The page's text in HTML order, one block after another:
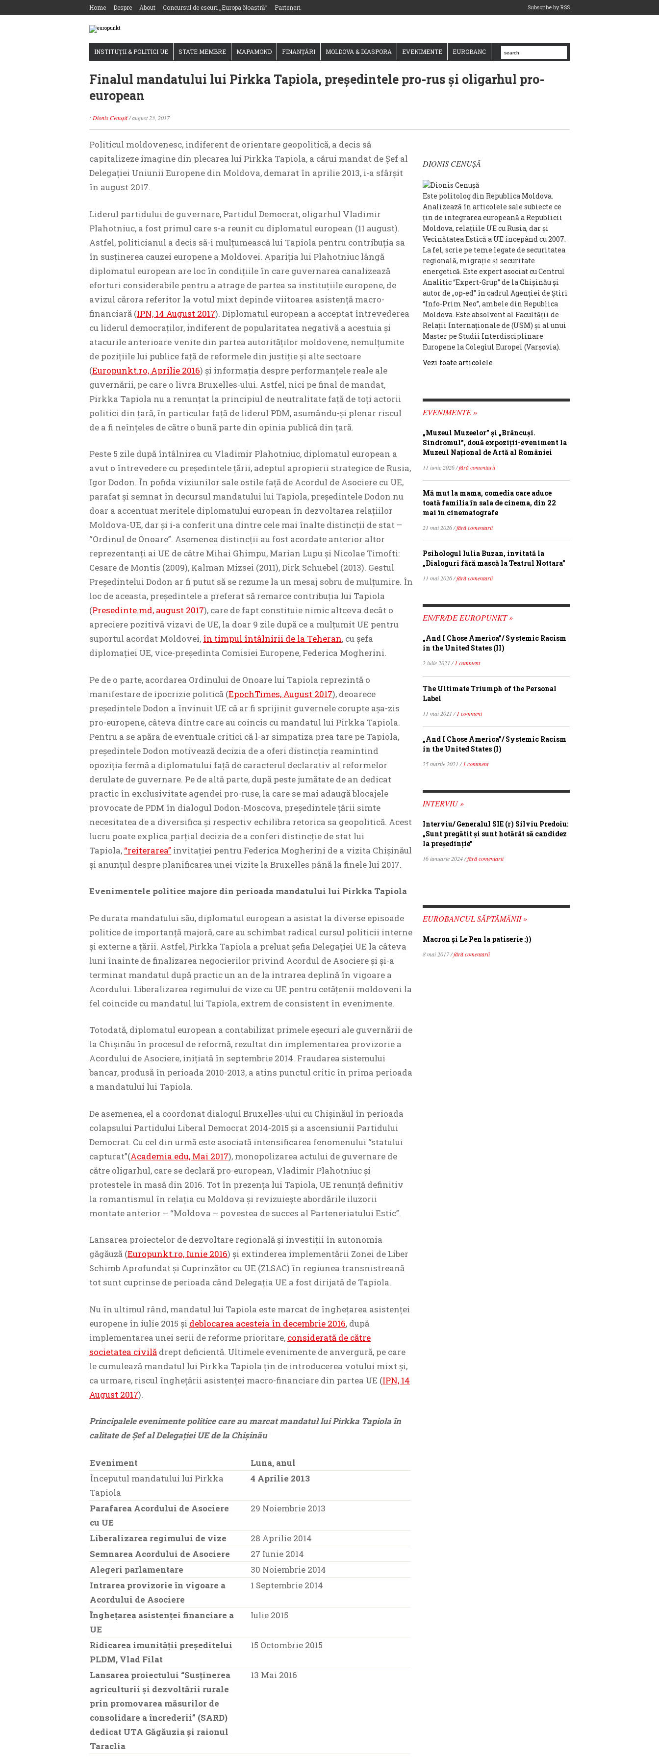
Subscribe by RSS
Home Despre About Concursul de eseuri „Europa Noastră” Parteneri
INSTITUȚII & POLITICI UE STATE MEMBRE MAPAMOND FINANȚĂRI MOLDOVA & DIASPORA EVENIMENTE EUROBANC
Finalul mandatului lui Pirkka Tapiola, președintele pro-rus și oligarhul pro-
european
: Dionis Cenușă/august 23, 2017
Politicul moldovenesc, indiferent de orientare geopolitică, a decis să
capitalizeze imagine din plecarea lui Pirkka Tapiola, a cărui mandat de Șef al
Delegației Uniunii Europene din Moldova, demarat în aprilie 2013, i-a sfârșit
în august 2017.
Liderul partidului de guvernare, Partidul Democrat, oligarhul Vladimir
Plahotniuc, a fost primul care s-a reunit cu diplomatul european (11 august).
Astfel, politicianul a decis să-i mulțumească lui Tapiola pentru contribuția sa
în susținerea cauzei europene a Moldovei. Apariția lui Plahotniuc lângă
diplomatul european are loc în condițiile în care guvernarea canalizează
eforturi considerabile pentru a atrage de partea sa instituțiile europene, de
avizul cărora referitor la votul mixt depinde viitoarea asistență macro-
financiară (IPN, 14 August 2017). Diplomatul european a acceptat întrevederea
cu liderul democraților, indiferent de popularitatea negativă a acestuia și
atacurile anterioare venite din partea autorităților moldovene, nemulțumite
de pozițiile lui publice față de reformele din justiție și alte sectoare
(Europunkt.ro, Aprilie 2016) și informația despre performanțele reale ale
guvernării, pe care o livra Bruxelles-ului. Astfel, nici pe final de mandat,
Pirkka Tapiola nu a renunțat la principiul de neutralitate față de toți actorii
politici din țară, în particular față de liderul PDM, asumându-și plenar riscul
de a fi neînțeles de către o bună parte din opinia publică din țară.
Peste 5 zile după întâlnirea cu Vladimir Plahotniuc, diplomatul european a
avut o întrevedere cu președintele țării, adeptul apropierii strategice de Rusia,
Igor Dodon. În pofida viziunilor sale ostile față de Acordul de Asociere cu UE,
parafat și semnat în decursul mandatului lui Tapiola, președintele Dodon nu
doar a accentuat meritele diplomatului european în dezvoltarea relațiilor
Moldova-UE, dar și i-a conferit una dintre cele mai înalte distincții de stat –
“Ordinul de Onoare”. Asemenea distincții au fost acordate anterior altor
reprezentanți ai UE de către Mihai Ghimpu, Marian Lupu și Nicolae Timofti:
Cesare de Montis (2009), Kalman Mizsei (2011), Dirk Schuebel (2013). Gestul
Președintelui Dodon ar fi putut să se rezume la un mesaj sobru de mulțumire. În
loc de aceasta, președintele a preferat să remarce contribuția lui Tapiola
(Presedinte.md, august 2017), care de fapt constituie nimic altceva decât o
apreciere pozitivă vizavi de UE, la doar 9 zile după ce a mulțumit UE pentru
suportul acordat Moldovei, în timpul întâlnirii de la Teheran, cu șefa
diplomației UE, vice-președinta Comisiei Europene, Federica Mogherini.
Pe de o parte, acordarea Ordinului de Onoare lui Tapiola reprezintă o
manifestare de ipocrizie politică (EpochTimes, August 2017), deoarece
președintele Dodon a învinuit UE că ar fi sprijinit guvernele corupte așa-zis
pro-europene, câteva dintre care au coincis cu mandatul lui Pirkka Tapiola.
Pentru a se apăra de eventuale critici că l-ar simpatiza prea tare pe Tapiola,
președintele Dodon motivează decizia de a oferi distincția reamintind
opoziția fermă a diplomatului față de caracterul declarativ al reformelor
derulate de guvernare. Pe de altă parte, după peste jumătate de an dedicat
practic în exclusivitate agendei pro-ruse, la care se mai adaugă blocajele
provocate de PDM în dialogul Dodon-Moscova, președintele țării simte
necesitatea de a diversifica și respectiv echilibra retorica sa geopolitică. Acest
lucru poate explica parțial decizia de a conferi distincție de stat lui
Tapiola, “reiterarea” invitației pentru Federica Mogherini de a vizita Chișinăul
și anunțul despre planificarea unei vizite la Bruxelles până la finele lui 2017.
Evenimentele politice majore din perioada mandatului lui Pirkka Tapiola
Pe durata mandatului său, diplomatul european a asistat la diverse episoade
politice de importanță majoră, care au schimbat radical cursul politicii interne
și externe a țării. Astfel, Pirkka Tapiola a preluat șefia Delegației UE la câteva
luni înainte de finalizarea negocierilor privind Acordul de Asociere și și-a
terminat mandatul după practic un an de la intrarea deplină în vigoare a
Acordului. Liberalizarea regimului de vize cu UE pentru cetățenii moldoveni la
fel coincide cu mandatul lui Tapiola, extrem de consistent în evenimente.
Totodată, diplomatul european a contabilizat primele eșecuri ale guvernării de
la Chișinău în procesul de reformă, rezultat din implementarea provizorie a
Acordului de Asociere, inițiată în septembrie 2014. Fraudarea sistemului
bancar, produsă în perioada 2010-2013, a atins punctul critic în prima perioada
a mandatului lui Tapiola.
De asemenea, el a coordonat dialogul Bruxelles-ului cu Chișinăul în perioada
colapsului Partidului Liberal Democrat 2014-2015 și a ascensiunii Partidului
Democrat. Cu cel din urmă este asociată intensificarea fenomenului “statului
capturat”(Academia.edu, Mai 2017), monopolizarea actului de guvernare de
către oligarhul, care se declară pro-european, Vladimir Plahotniuc și
protestele în masă din 2016. Tot în prezența lui Tapiola, UE renunță definitiv
la romantismul în relația cu Moldova și revizuiește abordările iluzorii
montate anterior – “Moldova – povestea de succes al Parteneriatului Estic”.
Lansarea proiectelor de dezvoltare regională și investiții în autonomia
găgăuză (Europunkt.ro, Iunie 2016) și extinderea implementării Zonei de Liber
Schimb Aprofundat și Cuprinzător cu UE (ZLSAC) în regiunea transnistreană
tot sunt cuprinse de perioada când Delegația UE a fost dirijată de Tapiola.
Nu în ultimul rând, mandatul lui Tapiola este marcat de înghețarea asistenței
europene în iulie 2015 și deblocarea acesteia în decembrie 2016, după
implementarea unei serii de reforme prioritare, considerată de către
societatea civilă drept deficientă. Ultimele evenimente de anvergură, pe care
le cumulează mandatul lui Pirkka Tapiola țin de introducerea votului mixt și,
ca urmare, riscul înghețării asistenței macro-financiare din partea UE (IPN, 14
August 2017).
Principalele evenimente politice care au marcat mandatul lui Pirkka Tapiola în
calitate de Șef al Delegației UE de la Chișinău
Eveniment
Luna, anul
Începutul mandatului lui Pirkka
Tapiola
4 Aprilie 2013
Parafarea Acordului de Asociere
cu UE
29 Noiembrie 2013
Liberalizarea regimului de vize
28 Aprilie 2014
Semnarea Acordului de Asociere
27 Iunie 2014
Alegeri parlamentare
30 Noiembrie 2014
Intrarea provizorie în vigoare a
Acordului de Asociere
1 Septembrie 2014
Înghețarea asistenței financiare a
UE
Iulie 2015
Ridicarea imunității președitelui
PLDM, Vlad Filat
15 Octombrie 2015
Lansarea proiectului “Susţinerea
agriculturii şi dezvoltării rurale
prin promovarea măsurilor de
consolidare a încrederii” (SARD)
dedicat UTA Găgăuzia și raionul
Taraclia
13 Mai 2016
DIONIS CENUȘĂ
Este politolog din Republica Moldova.
Analizează în articolele sale subiecte ce
țin de integrarea europeană a Republicii
Moldova, relațiile UE cu Rusia, dar și
Vecinătatea Estică a UE începând cu 2007.
La fel, scrie pe teme legate de securitatea
regională, migrație și securitate
energetică. Este expert asociat cu Centrul
Analitic “Expert-Grup” de la Chișinău și
autor de „op-ed” în cadrul Agenției de Știri
“Info-Prim Neo”, ambele din Republica
Moldova. Este absolvent al Facultății de
Relații Internaționale de (USM) și al unui
Master pe Studii Interdisciplinare
Europene la Colegiul Europei (Varșovia).
Vezi toate articolele
EVENIMENTE »
„Muzeul Muzeelor” și „Brâncuși.
Sindromul”, două expoziții-eveniment la
Muzeul Național de Artă al României
11 iunie 2026 /fără comentarii
Mă mut la mama, comedia care aduce
toată familia în sala de cinema, din 22
mai în cinematografe
21 mai 2026 /fără comentarii
Psihologul Iulia Buzan, invitată la
„Dialoguri fără mască la Teatrul Nottara”
11 mai 2026 /fără comentarii
EN/FR/DE EUROPUNKT »
„And I Chose America”/ Systemic Racism
in the United States (II)
2 iulie 2021 /1 comment
The Ultimate Triumph of the Personal
Label
11 mai 2021 /1 comment
„And I Chose America”/ Systemic Racism
in the United States (I)
25 martie 2021 /1 comment
INTERVIU »
Interviu/ Generalul SIE (r) Silviu Predoiu:
„Sunt pregătit și sunt hotărât să candidez
la președinție”
16 ianuarie 2024 /fără comentarii
EUROBANCUL SĂPTĂMÂNII »
Macron şi Le Pen la patiserie :))
8 mai 2017 /fără comentarii